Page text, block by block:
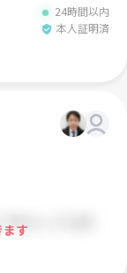
24時間以内
本人証明済
す